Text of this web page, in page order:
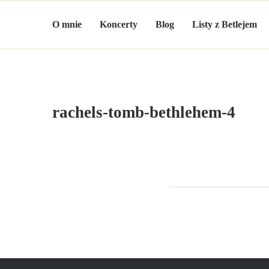
O mnie Koncerty Blog Listy z Betlejem
rachels-tomb-bethlehem-4